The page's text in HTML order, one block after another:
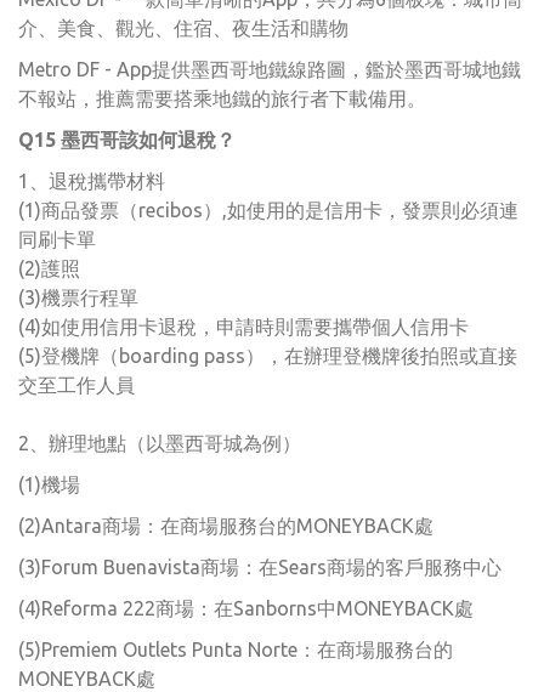
介、美食、觀光、住宿、夜生活和購物
Metro DF - App提供墨西哥地鐵線路圖，鑑於墨西哥城地鐵
不報站，推薦需要搭乘地鐵的旅行者下載備用。
Q15 墨西哥該如何退稅？
1、退稅攜帶材料
(1)商品發票（recibos）,如使用的是信用卡，發票則必須連
同刷卡單
(2)護照
(3)機票行程單
(4)如使用信用卡退稅，申請時則需要攜帶個人信用卡
(5)登機牌（boarding pass），在辦理登機牌後拍照或直接
交至工作人員
2、辦理地點（以墨西哥城為例）
(1)機場
(2)Antara商場：在商場服務台的MONEYBACK處
(3)Forum Buenavista商場：在Sears商場的客戶服務中心
(4)Reforma 222商場：在Sanborns中MONEYBACK處
(5)Premiem Outlets Punta Norte：在商場服務台的
MONEYBACK處